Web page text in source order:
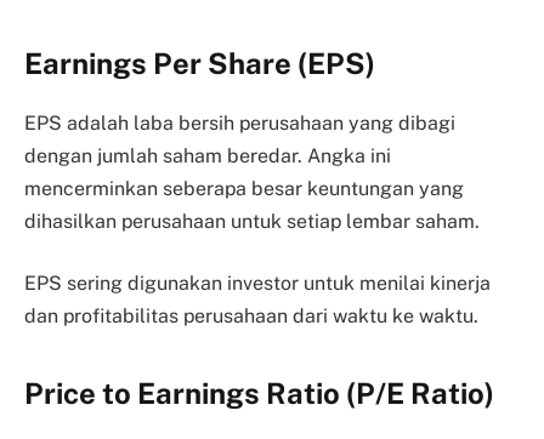
Earnings Per Share (EPS)
EPS adalah laba bersih perusahaan yang dibagi
dengan jumlah saham beredar. Angka ini
mencerminkan seberapa besar keuntungan yang
dihasilkan perusahaan untuk setiap lembar saham.
EPS sering digunakan investor untuk menilai kinerja
dan profitabilitas perusahaan dari waktu ke waktu.
Price to Earnings Ratio (P/E Ratio)